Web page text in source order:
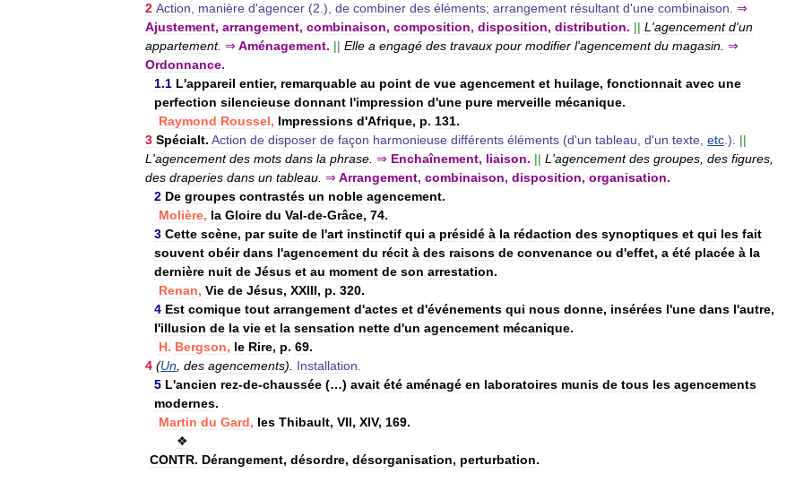
2 Action, manière d'agencer (2.), de combiner des éléments; arrangement résultant d'une combinaison. ⇒
Ajustement, arrangement, combinaison, composition, disposition, distribution. || L'agencement d'un
appartement. ⇒ Aménagement. || Elle a engagé des travaux pour modifier l'agencement du magasin. ⇒
Ordonnance.
1.1 L'appareil entier, remarquable au point de vue agencement et huilage, fonctionnait avec une
perfection silencieuse donnant l'impression d'une pure merveille mécanique.
Raymond Roussel, Impressions d'Afrique, p. 131.
3 Spécialt. Action de disposer de façon harmonieuse différents éléments (d'un tableau, d'un texte, etc.). ||
L'agencement des mots dans la phrase. ⇒ Enchaînement, liaison. || L'agencement des groupes, des figures,
des draperies dans un tableau. ⇒ Arrangement, combinaison, disposition, organisation.
2 De groupes contrastés un noble agencement.
Molière, la Gloire du Val-de-Grâce, 74.
3 Cette scène, par suite de l'art instinctif qui a présidé à la rédaction des synoptiques et qui les fait
souvent obéir dans l'agencement du récit à des raisons de convenance ou d'effet, a été placée à la
dernière nuit de Jésus et au moment de son arrestation.
Renan, Vie de Jésus, XXIII, p. 320.
4 Est comique tout arrangement d'actes et d'événements qui nous donne, insérées l'une dans l'autre,
l'illusion de la vie et la sensation nette d'un agencement mécanique.
H. Bergson, le Rire, p. 69.
4 (Un, des agencements). Installation.
5 L'ancien rez-de-chaussée (…) avait été aménagé en laboratoires munis de tous les agencements
modernes.
Martin du Gard, les Thibault, VII, XIV, 169.
❖
CONTR. Dérangement, désordre, désorganisation, perturbation.